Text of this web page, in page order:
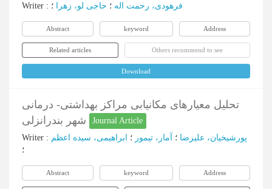
Writer : فرهودی، رحمت اله ؛ حاجی لو، زهرا ؛
Abstract keyword Address
Related articles Others recommend to see
Download
تحلیل معیارهای مکانیابی مراکز بهداشتی- درمانی
Journal Article
Writer : پورشیخیان، علیرضا ؛ آمار، تیمور ؛
ابراهیمی، سیده اعظم
؛
Abstract keyword Address